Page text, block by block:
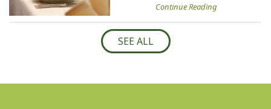
Continue Reading
SEE ALL